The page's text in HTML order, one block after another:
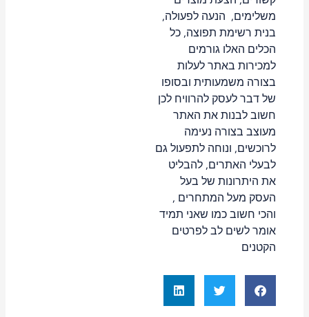
משלימים, הנעה לפעולה,
בנית רשימת תפוצה, כל
הכלים האלו גורמים
למכירות באתר לעלות
בצורה משמעותית ובסופו
של דבר לעסק להרוויח לכן
חשוב לבנות את האתר
מעוצב בצורה נעימה
לרוכשים, ונוחה לתפעול גם
לבעלי האתרים, להבליט
את היתרונות של בעל
העסק מעל המתחרים ,
והכי חשוב כמו שאני תמיד
אומר לשים לב לפרטים
הקטנים